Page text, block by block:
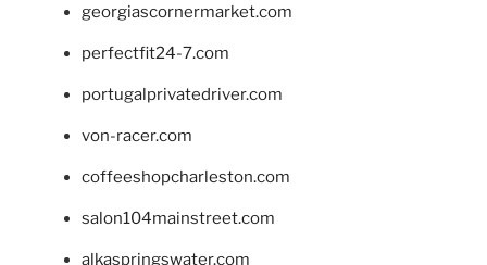
georgiascornermarket.com
perfectfit24-7.com
portugalprivatedriver.com
von-racer.com
coffeeshopcharleston.com
salon104mainstreet.com
alkaspringswater.com